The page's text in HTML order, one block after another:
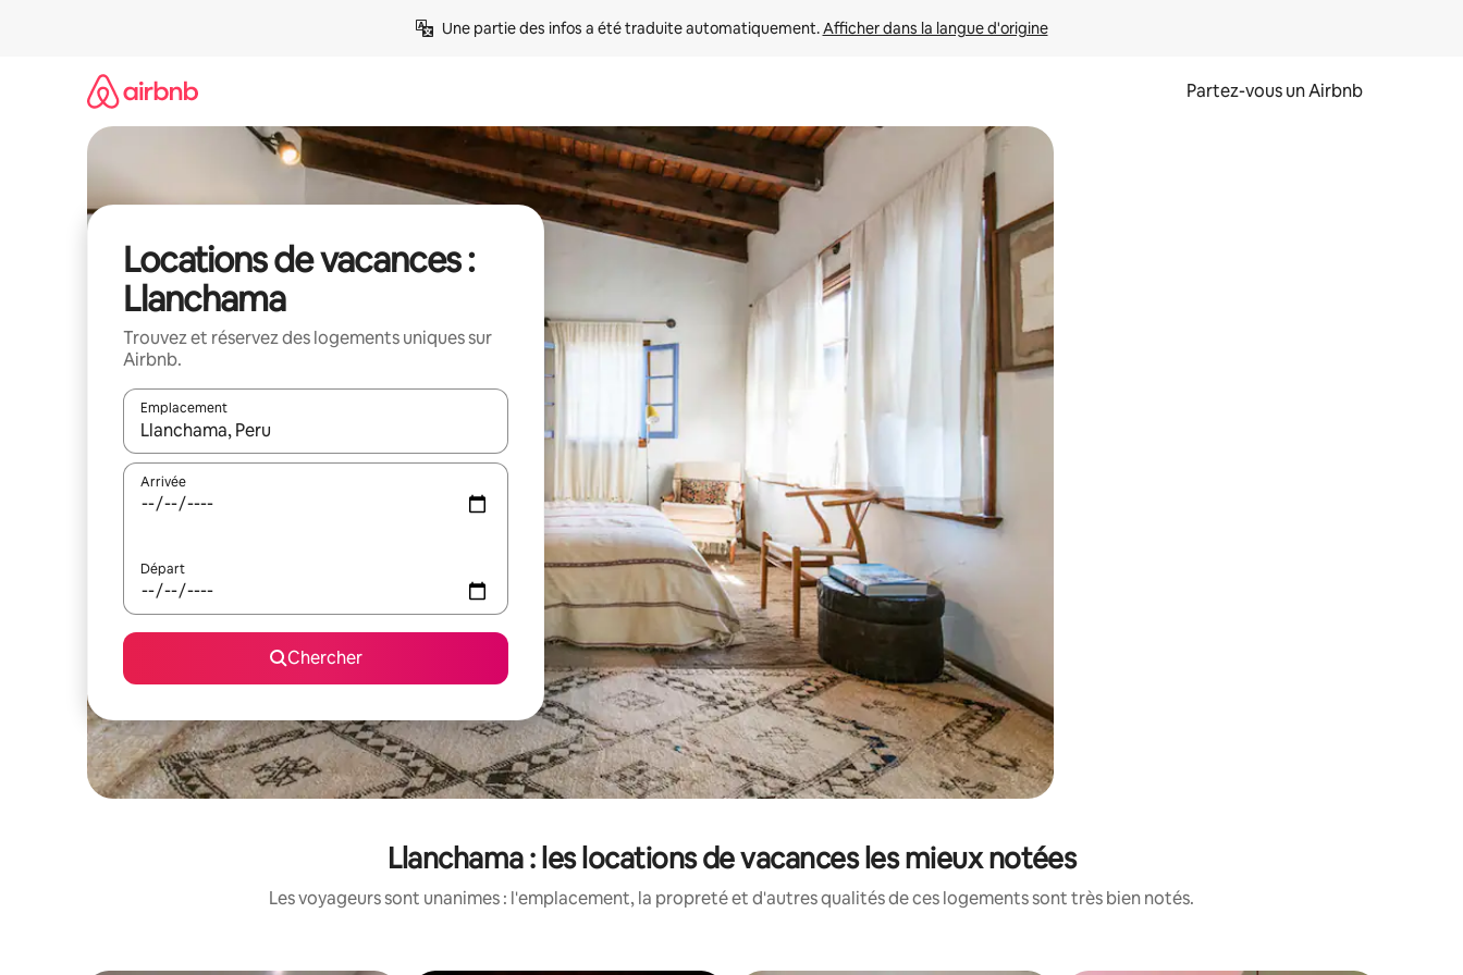
Une partie des infos a été traduite automatiquement. Afficher dans la langue d'origine
Partez-vous un Airbnb
Locations de vacances :
Llanchama
Trouvez et réservez des logements uniques sur
Airbnb.
Emplacement
Quand les résultats sont affichés, parcourez-les en utilisant les flèches vers le haut et vers le bas, ou en appuyant dessus et en les faisant glisser.
Arrivée
Départ
Chercher
Llanchama : les locations de vacances les mieux notées
Les voyageurs sont unanimes : l'emplacement, la propreté et d'autres qualités de ces logements sont très bien notés.